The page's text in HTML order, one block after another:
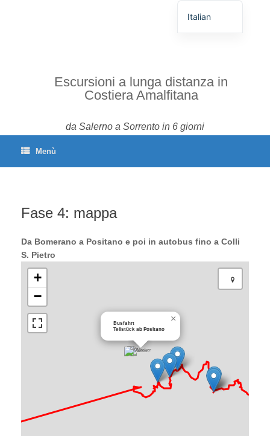
Escursioni a lunga distanza in
Costiera Amalfitana
da Salerno a Sorrento in 6 giorni
Menù
Fase 4: mappa
Da Bomerano a Positano e poi in autobus fino a Colli
S. Pietro
Busfahrt
Teilstück ab Positano
×
+
−
Italian
Spanish
French